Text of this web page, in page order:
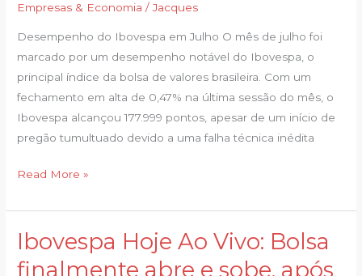
Empresas & Economia /Jacques
Desempenho do Ibovespa em Julho O mês de julho foi
marcado por um desempenho notável do Ibovespa, o
principal índice da bolsa de valores brasileira. Com um
fechamento em alta de 0,47% na última sessão do mês, o
Ibovespa alcançou 177.999 pontos, apesar de um início de
pregão tumultuado devido a uma falha técnica inédita
e
mês
desde
fevereiro
Read More »
Ibovespa Hoje Ao Vivo: Bolsa
finalmente abre e sobe, após
Ibovespa